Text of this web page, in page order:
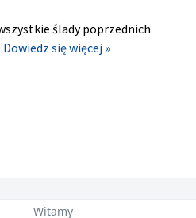
ślady poprzednich
Dowiedz się więcej »
Witamy